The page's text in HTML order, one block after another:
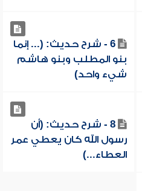
6 - شرح حديث: (... إنما
بنو المطلب وبنو هاشم
شيء واحد)
8 - شرح حديث: (أن
رسول الله كان يعطي عمر
العطاء...)